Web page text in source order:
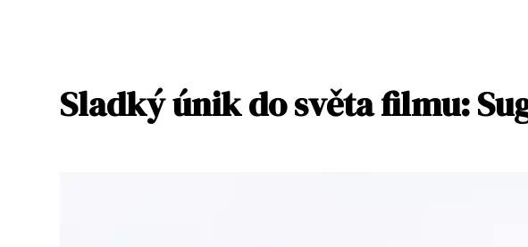
Sladký únik do světa filmu: